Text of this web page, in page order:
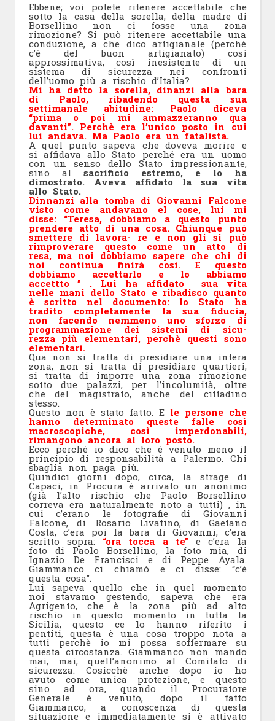
Ebbene; voi potete ritenere accettabile che
sotto la casa della sorella, della madre di
Borsellino non ci fosse una zona
rimozione? Si può ritenere accettabile una
conduzione, a che dico artigianale (perchè
c’è del buon artigianato) così
approssimativa, così inesistente di un
sistema di sicurezza nei confronti
dell’uomo più a rischio d’Italia?
Mi ha detto la sorella, dinanzi alla bara
di Paolo, ribadendo questa sua
settimanale abitudine: Paolo diceva
“prima o poi mi ammazzeranno qua
davanti”. Perchè era l’unico posto in cui
lui andava. Ma Paolo era un fatalista.
A quel punto sapeva che doveva morire e
si affidava allo Stato perché era un uomo
con un senso dello Stato impressionante,
sino al sacrificio estremo, e lo ha
dimostrato. Aveva affidato la sua vita
allo Stato.
Dinnanzi alla tomba di Giovanni Falcone
visto come andavano el cose, lui mi
disse: “Teresa, dobbiamo a questo punto
prendere atto di una cosa. Chiunque può
smettere di lavora- re e non gli si può
rimproverare questo come un atto di
resa, ma noi dobbiamo sapere che chi di
noi continua finirà così. E questo
dobbiamo accettarlo e lo abbiamo
accettto ” . Lui ha affidato sua vita
nelle mani dello Stato e ribadisco quanto
è scritto nel documento: lo Stato ha
tradito completamente la sua fiducia,
non facendo nemmeno uno sforzo di
programmazione dei sistemi di sicu-
rezza più elementari, perchè questi sono
elementari.
Qua non si tratta di presidiare una intera
zona, non si tratta di presidiare quartieri,
si tratta di imporre una zona rimozione
sotto due palazzi, per l’incolumità, oltre
che del magistrato, anche del cittadino
stesso.
Questo non è stato fatto. E le persone che
hanno determinato queste falle così
macroscopiche, così imperdonabili,
rimangono ancora al loro posto.
Ecco perchè io dico che è venuto meno il
principio di responsabilità a Palermo. Chi
sbaglia non paga ріù.
Quindici giorni dopo, circa, la strage di
Capaci, in Procura è arrivato un anonimo
(già l’alto rischio che Paolo Borsellino
correva era naturalmente noto a tutti) , in
cui c’erano le fotografie di Giovanni
Falcone, di Rosario Livatino, di Gaetano
Costa, c’era poi la bara di Giovanni, c’era
scritto sopra: “ora tocca a te” e c’era la
foto di Paolo Borsellino, la foto mia, di
Ignazio De Francisci e di Peppe Ayala.
Giammanco ci chiamò e ci disse: “c’è
questa cosa”.
Lui sapeva quello che in quel momento
noi stavamo gestendo, sapeva che era
Agrigento, che è la zona più ad alto
rischio in questo momento in tutta la
Sicilia, questo ce lo hanno riferito i
pentiti, questa è una cosa troppo nota a
tutti perchè io mi possa soffermare su
questa circostanza. Giammanco non mando
mai, mai, quell’anonimo al Comitato di
sicurezza. Cosicchè anche dopo io ho
avuto come unica protezione, e questo
sino ad ora, quando il Procuratore
Generale è venuto, dopo il fatto
Giammanco, a conoscenza di questa
situazione e immediatamente si è attivato